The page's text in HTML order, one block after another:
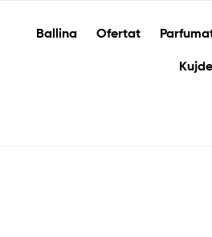
Ballina Ofertat